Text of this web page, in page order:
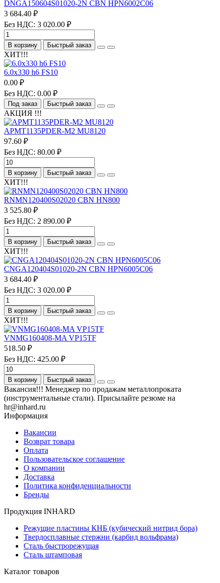
DNGA150604S01020-2N CBN HPN6002C06
3 684.40 ₽
Без НДС: 3 020.00 ₽
В корзину Быстрый заказ
ХИТ!!!
6.0х330 h6 FS10
0.00 ₽
Без НДС: 0.00 ₽
Под заказ Быстрый заказ
АКЦИЯ !!!
APMT1135PDER-M2 MU8120
97.60 ₽
Без НДС: 80.00 ₽
В корзину Быстрый заказ
ХИТ!!!
RNMN120400S02020 CBN HN800
3 525.80 ₽
Без НДС: 2 890.00 ₽
В корзину Быстрый заказ
ХИТ!!!
CNGA120404S01020-2N CBN HPN6005C06
3 684.40 ₽
Без НДС: 3 020.00 ₽
В корзину Быстрый заказ
ХИТ!!!
VNMG160408-MA VP15TF
518.50 ₽
Без НДС: 425.00 ₽
В корзину Быстрый заказ
Вакансия!!! Менеджер по продажам металлопроката
(инструментальные стали). Присылайте резюме на
hr@inhard.ru
Информация
Вакансии
Возврат товара
Оплата
Пользовательское соглашение
О компании
Доставка
Политика конфиденциальности
Бренды
Продукция INHARD
Режущие пластины КНБ (кубический нитрид бора)
Твердосплавные стержни (карбид вольфрама)
Сталь быстрорежущая
Сталь штамповая
Каталог товаров